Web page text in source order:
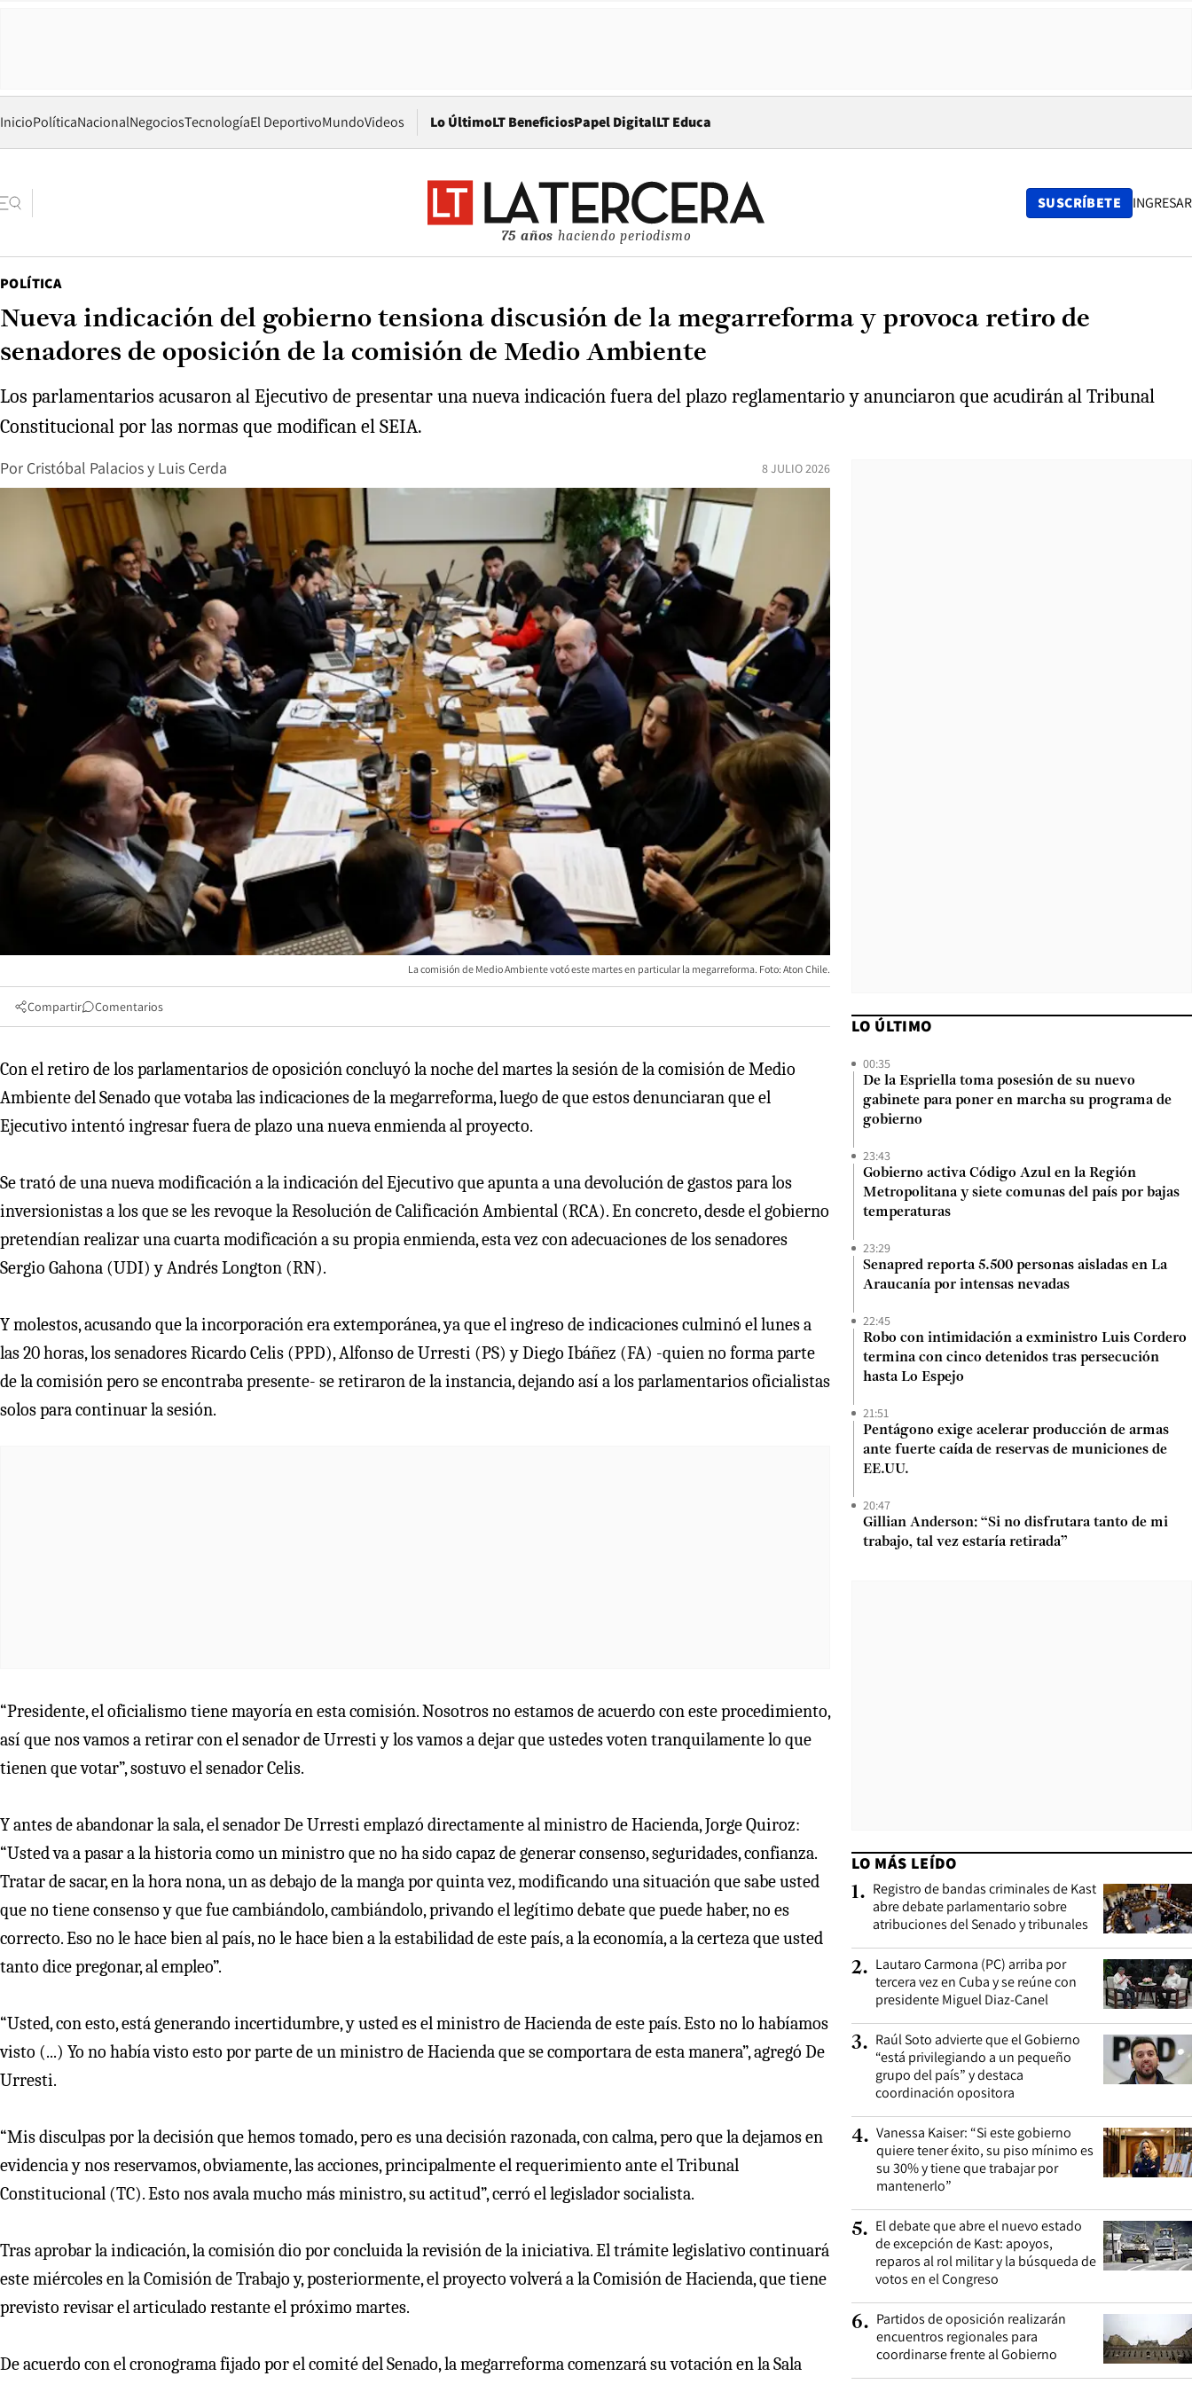
InicioPolíticaNacionalNegociosTecnologíaEl DeportivoMundoVideos Lo ÚltimoLT BeneficiosPapel DigitalOpens in new window
LT Educa
75 años haciendo periodismo
SUSCRÍBETE INGRESAR
POLÍTICA
Nueva indicación del gobierno tensiona discusión de la megarreforma y provoca retiro de
senadores de oposición de la comisión de Medio Ambiente
Los parlamentarios acusaron al Ejecutivo de presentar una nueva indicación fuera del plazo reglamentario y anunciaron que acudirán al Tribunal
Constitucional por las normas que modifican el SEIA.
Por Cristóbal Palaciosy Luis Cerda 8 JULIO 2026
La comisión de Medio Ambiente votó este martes en particular la megarreforma. Foto: Aton Chile.
Compartir Comentarios
Con el retiro de los parlamentarios de oposición concluyó la noche del martes la sesión de la comisión de Medio
Ambiente del Senado que votaba las indicaciones de la megarreforma, luego de que estos denunciaran que el
Ejecutivo intentó ingresar fuera de plazo una nueva enmienda al proyecto.
Se trató de una nueva modificación a la indicación del Ejecutivo que apunta a una devolución de gastos para los
inversionistas a los que se les revoque la Resolución de Calificación Ambiental (RCA). En concreto, desde el gobierno
pretendían realizar una cuarta modificación a su propia enmienda, esta vez con adecuaciones de los senadores
Sergio Gahona (UDI) y Andrés Longton (RN).
Y molestos, acusando que la incorporación era extemporánea, ya que el ingreso de indicaciones culminó el lunes a
las 20 horas, los senadores Ricardo Celis (PPD), Alfonso de Urresti (PS) y Diego Ibáñez (FA) -quien no forma parte
de la comisión pero se encontraba presente- se retiraron de la instancia, dejando así a los parlamentarios oficialistas
solos para continuar la sesión.
“Presidente, el oficialismo tiene mayoría en esta comisión. Nosotros no estamos de acuerdo con este procedimiento,
así que nos vamos a retirar con el senador de Urresti y los vamos a dejar que ustedes voten tranquilamente lo que
tienen que votar”, sostuvo el senador Celis.
Y antes de abandonar la sala, el senador De Urresti emplazó directamente al ministro de Hacienda, Jorge Quiroz:
“Usted va a pasar a la historia como un ministro que no ha sido capaz de generar consenso, seguridades, confianza.
Tratar de sacar, en la hora nona, un as debajo de la manga por quinta vez, modificando una situación que sabe usted
que no tiene consenso y que fue cambiándolo, cambiándolo, privando el legítimo debate que puede haber, no es
correcto. Eso no le hace bien al país, no le hace bien a la estabilidad de este país, a la economía, a la certeza que usted
tanto dice pregonar, al empleo”.
“Usted, con esto, está generando incertidumbre, y usted es el ministro de Hacienda de este país. Esto no lo habíamos
visto (...) Yo no había visto esto por parte de un ministro de Hacienda que se comportara de esta manera”, agregó De
Urresti.
“Mis disculpas por la decisión que hemos tomado, pero es una decisión razonada, con calma, pero que la dejamos en
evidencia y nos reservamos, obviamente, las acciones, principalmente el requerimiento ante el Tribunal
Constitucional (TC). Esto nos avala mucho más ministro, su actitud”, cerró el legislador socialista.
Tras aprobar la indicación, la comisión dio por concluida la revisión de la iniciativa. El trámite legislativo continuará
este miércoles en la Comisión de Trabajo y, posteriormente, el proyecto volverá a la Comisión de Hacienda, que tiene
previsto revisar el articulado restante el próximo martes.
De acuerdo con el cronograma fijado por el comité del Senado, la megarreforma comenzará su votación en la Sala
LO ÚLTIMO
00:35
De la Espriella toma posesión de su nuevo
gabinete para poner en marcha su programa de
gobierno
23:43
Gobierno activa Código Azul en la Región
Metropolitana y siete comunas del país por bajas
temperaturas
23:29
Senapred reporta 5.500 personas aisladas en La
Araucanía por intensas nevadas
22:45
Robo con intimidación a exministro Luis Cordero
termina con cinco detenidos tras persecución
hasta Lo Espejo
21:51
Pentágono exige acelerar producción de armas
ante fuerte caída de reservas de municiones de
EE.UU.
20:47
Gillian Anderson: “Si no disfrutara tanto de mi
trabajo, tal vez estaría retirada”
LO MÁS LEÍDO
1. Registro de bandas criminales de Kast
abre debate parlamentario sobre
atribuciones del Senado y tribunales
2. Lautaro Carmona (PC) arriba por
tercera vez en Cuba y se reúne con
presidente Miguel Diaz-Canel
3. Raúl Soto advierte que el Gobierno
“está privilegiando a un pequeño
grupo del país” y destaca
coordinación opositora
4. Vanessa Kaiser: “Si este gobierno
quiere tener éxito, su piso mínimo es
su 30% y tiene que trabajar por
mantenerlo”
5. El debate que abre el nuevo estado
de excepción de Kast: apoyos,
reparos al rol militar y la búsqueda de
votos en el Congreso
6. Partidos de oposición realizarán
encuentros regionales para
coordinarse frente al Gobierno